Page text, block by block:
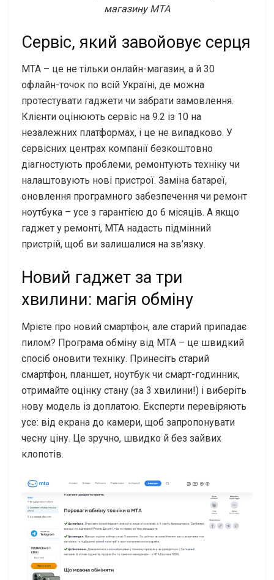
магазину МТА
Сервіс, який завойовує серця
МТА – це не тільки онлайн-магазин, а й 30
офлайн-точок по всій Україні, де можна
протестувати гаджети чи забрати замовлення.
Клієнти оцінюють сервіс на 9.2 із 10 на
незалежних платформах, і це не випадково. У
сервісних центрах компанії безкоштовно
діагностують проблеми, ремонтують техніку чи
налаштовують нові пристрої. Заміна батареї,
оновлення програмного забезпечення чи ремонт
ноутбука – усе з гарантією до 6 місяців. А якщо
гаджет у ремонті, МТА надасть підмінний
пристрій, щоб ви залишалися на зв’язку.
Новий гаджет за три
хвилини: магія обміну
Мрієте про новий смартфон, але старий припадає
пилом? Програма обміну від МТА – це швидкий
спосіб оновити техніку. Принесіть старий
смартфон, планшет, ноутбук чи смарт-годинник,
отримайте оцінку стану (за 3 хвилини!) і виберіть
нову модель із доплатою. Експерти перевіряють
усе: від екрана до камери, щоб запропонувати
чесну ціну. Це зручно, швидко й без зайвих
клопотів.